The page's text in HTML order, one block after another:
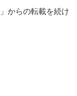
からの転載を続け